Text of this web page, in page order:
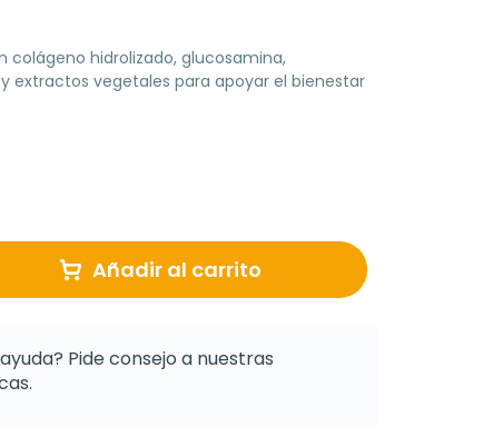
hidrolizado, glucosamina,
extractos vegetales para apoyar el bienestar
Añadir al carrito
Pide consejo a nuestras